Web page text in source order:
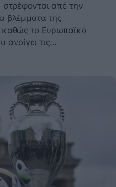
από την
βλέμματα της
το Ευρωπαϊκό
τις…